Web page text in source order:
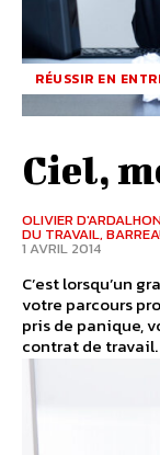
RÉUSSIR EN
Ciel,
OLIVIER
DU TRAVAIL,
1 AVRIL 2014
C’est lorsqu’un
votre parcours
pris de panique,
contrat de travail.